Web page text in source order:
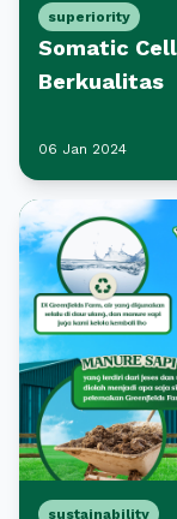
superiority
Somatic
Berkualitas
06 Jan 2024
sustainability